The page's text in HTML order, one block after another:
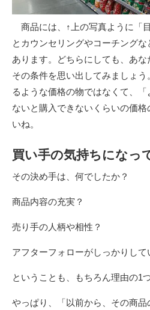
商品には、↑上の写真ように「
とカウンセリングやコーチング
あります。どちらにしても、あ
その条件を思い出してみましょう
るような価格の物ではなくて、
ないと購入できないくらいの価
いね。
買い手の気持ちになっ
その決め手は、何でしたか？
商品内容の充実？
売り手の人柄や相性？
アフターフォローがしっかりして
ということも、もちろん理由の1
やっぱり、「以前から、その商